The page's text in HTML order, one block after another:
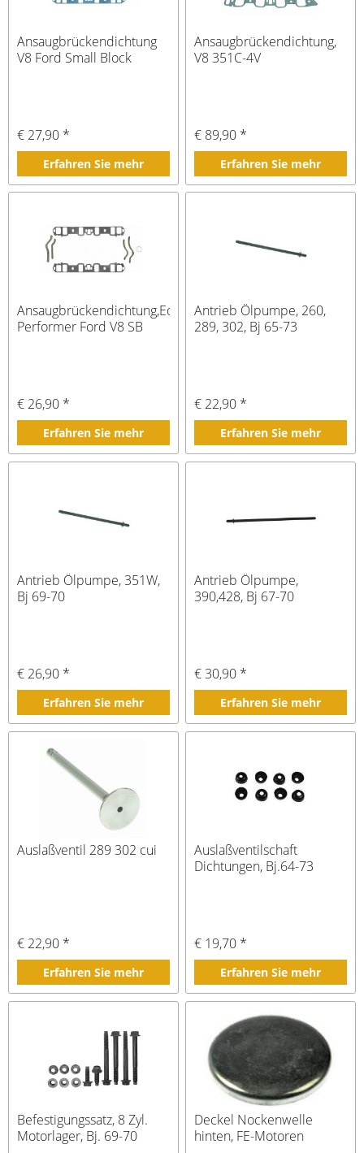
Ansaugbrückendichtung
V8 Ford Small Block
€ 27,90 *
Erfahren Sie mehr
Ansaugbrückendichtung,
V8 351C-4V
€ 89,90 *
Erfahren Sie mehr
Ansaugbrückendichtung,Edelbrock
Performer Ford V8 SB
€ 26,90 *
Erfahren Sie mehr
Antrieb Ölpumpe, 260,
289, 302, Bj 65-73
€ 22,90 *
Erfahren Sie mehr
Antrieb Ölpumpe, 351W,
Bj 69-70
€ 26,90 *
Erfahren Sie mehr
Antrieb Ölpumpe,
390,428, Bj 67-70
€ 30,90 *
Erfahren Sie mehr
Auslaßventil 289 302 cui
€ 22,90 *
Erfahren Sie mehr
Auslaßventilschaft
Dichtungen, Bj.64-73
€ 19,70 *
Erfahren Sie mehr
Befestigungssatz, 8 Zyl.
Motorlager, Bj. 69-70
Deckel Nockenwelle
hinten, FE-Motoren